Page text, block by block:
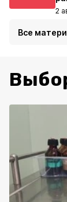
2
Все